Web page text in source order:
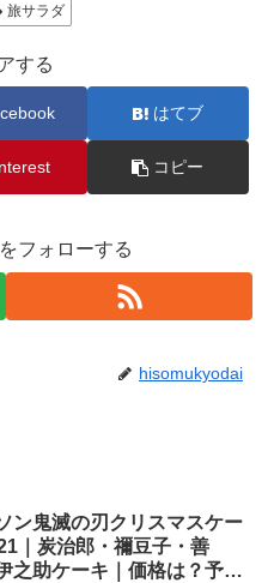
旅サラダ
する
はてブ
コピー
フォローする
hisomukyodai
ン鬼滅の刃クリスマスケー
｜炭治郎・禰豆子・善
之助ケーキ｜価格は？予約